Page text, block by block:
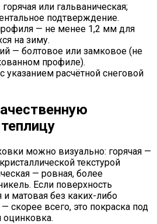
или гальваническая;
подтверждение.
— не менее 1,2 мм для
на зиму.
— болтовое или замковое (не
профиле).
указанием расчётной снеговой
можно визуально: горячая —
текстурой
— ровная, более
Если поверхность
матовая без каких-либо
скорее всего, это покраска под
оцинковка.